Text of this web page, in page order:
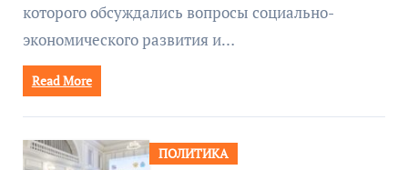
которого обсуждались вопросы социально-
экономического развития и…
Read More
ПОЛИТИКА